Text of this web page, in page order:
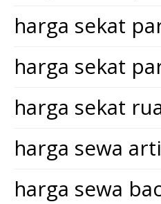
harga sekat
harga sekat
harga sekat
harga sewa
harga sewa